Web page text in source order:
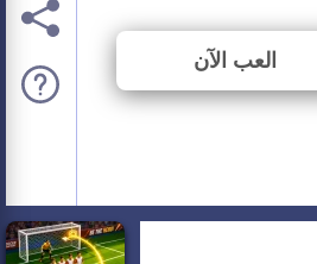
العب الآن